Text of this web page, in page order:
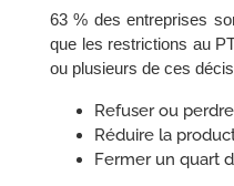
63 % des entreprises
que les restrictions au
ou plusieurs de ces
Refuser ou
Réduire la
Fermer un quart